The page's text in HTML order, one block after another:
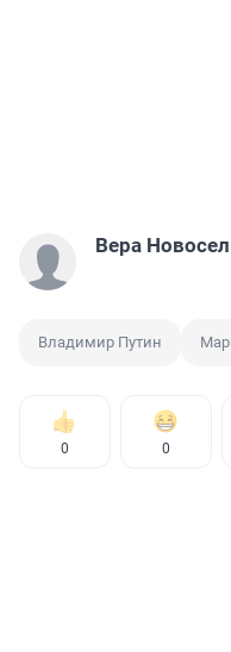
Вера
Владимир Путин
0 0